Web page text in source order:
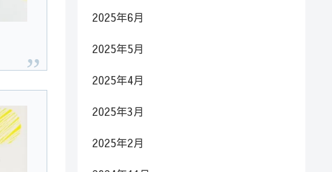
2025年6月
2025年5月
2025年4月
2025年3月
2025年2月